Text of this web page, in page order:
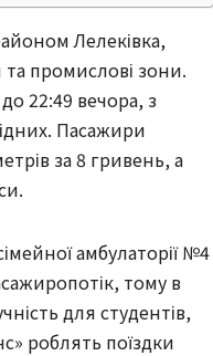
Лелеківка,
та промислові зони.
22:49 вечора, з
Пасажири
за 8 гривень, а
амбулаторії №4
тому в
для студентів,
роблять поїздки